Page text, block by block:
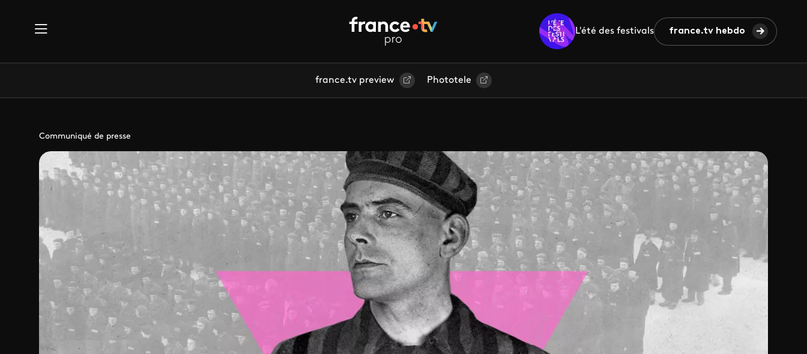
L'été des festivals france.tv hebdo
france.tv preview Phototele
Communiqué de presse